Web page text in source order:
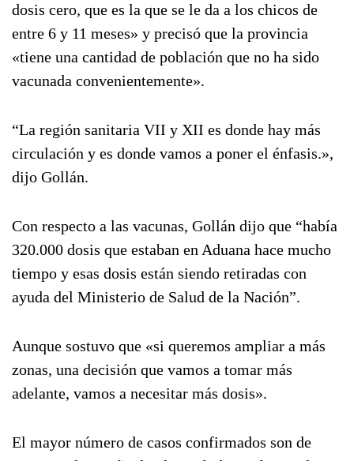
dosis cero, que es la que se le da a los chicos de
entre 6 y 11 meses» y precisó que la provincia
«tiene una cantidad de población que no ha sido
vacunada convenientemente».
“La región sanitaria VII y XII es donde hay más
circulación y es donde vamos a poner el énfasis.»,
dijo Gollán.
Con respecto a las vacunas, Gollán dijo que “había
320.000 dosis que estaban en Aduana hace mucho
tiempo y esas dosis están siendo retiradas con
ayuda del Ministerio de Salud de la Nación”.
Aunque sostuvo que «si queremos ampliar a más
zonas, una decisión que vamos a tomar más
adelante, vamos a necesitar más dosis».
El mayor número de casos confirmados son de